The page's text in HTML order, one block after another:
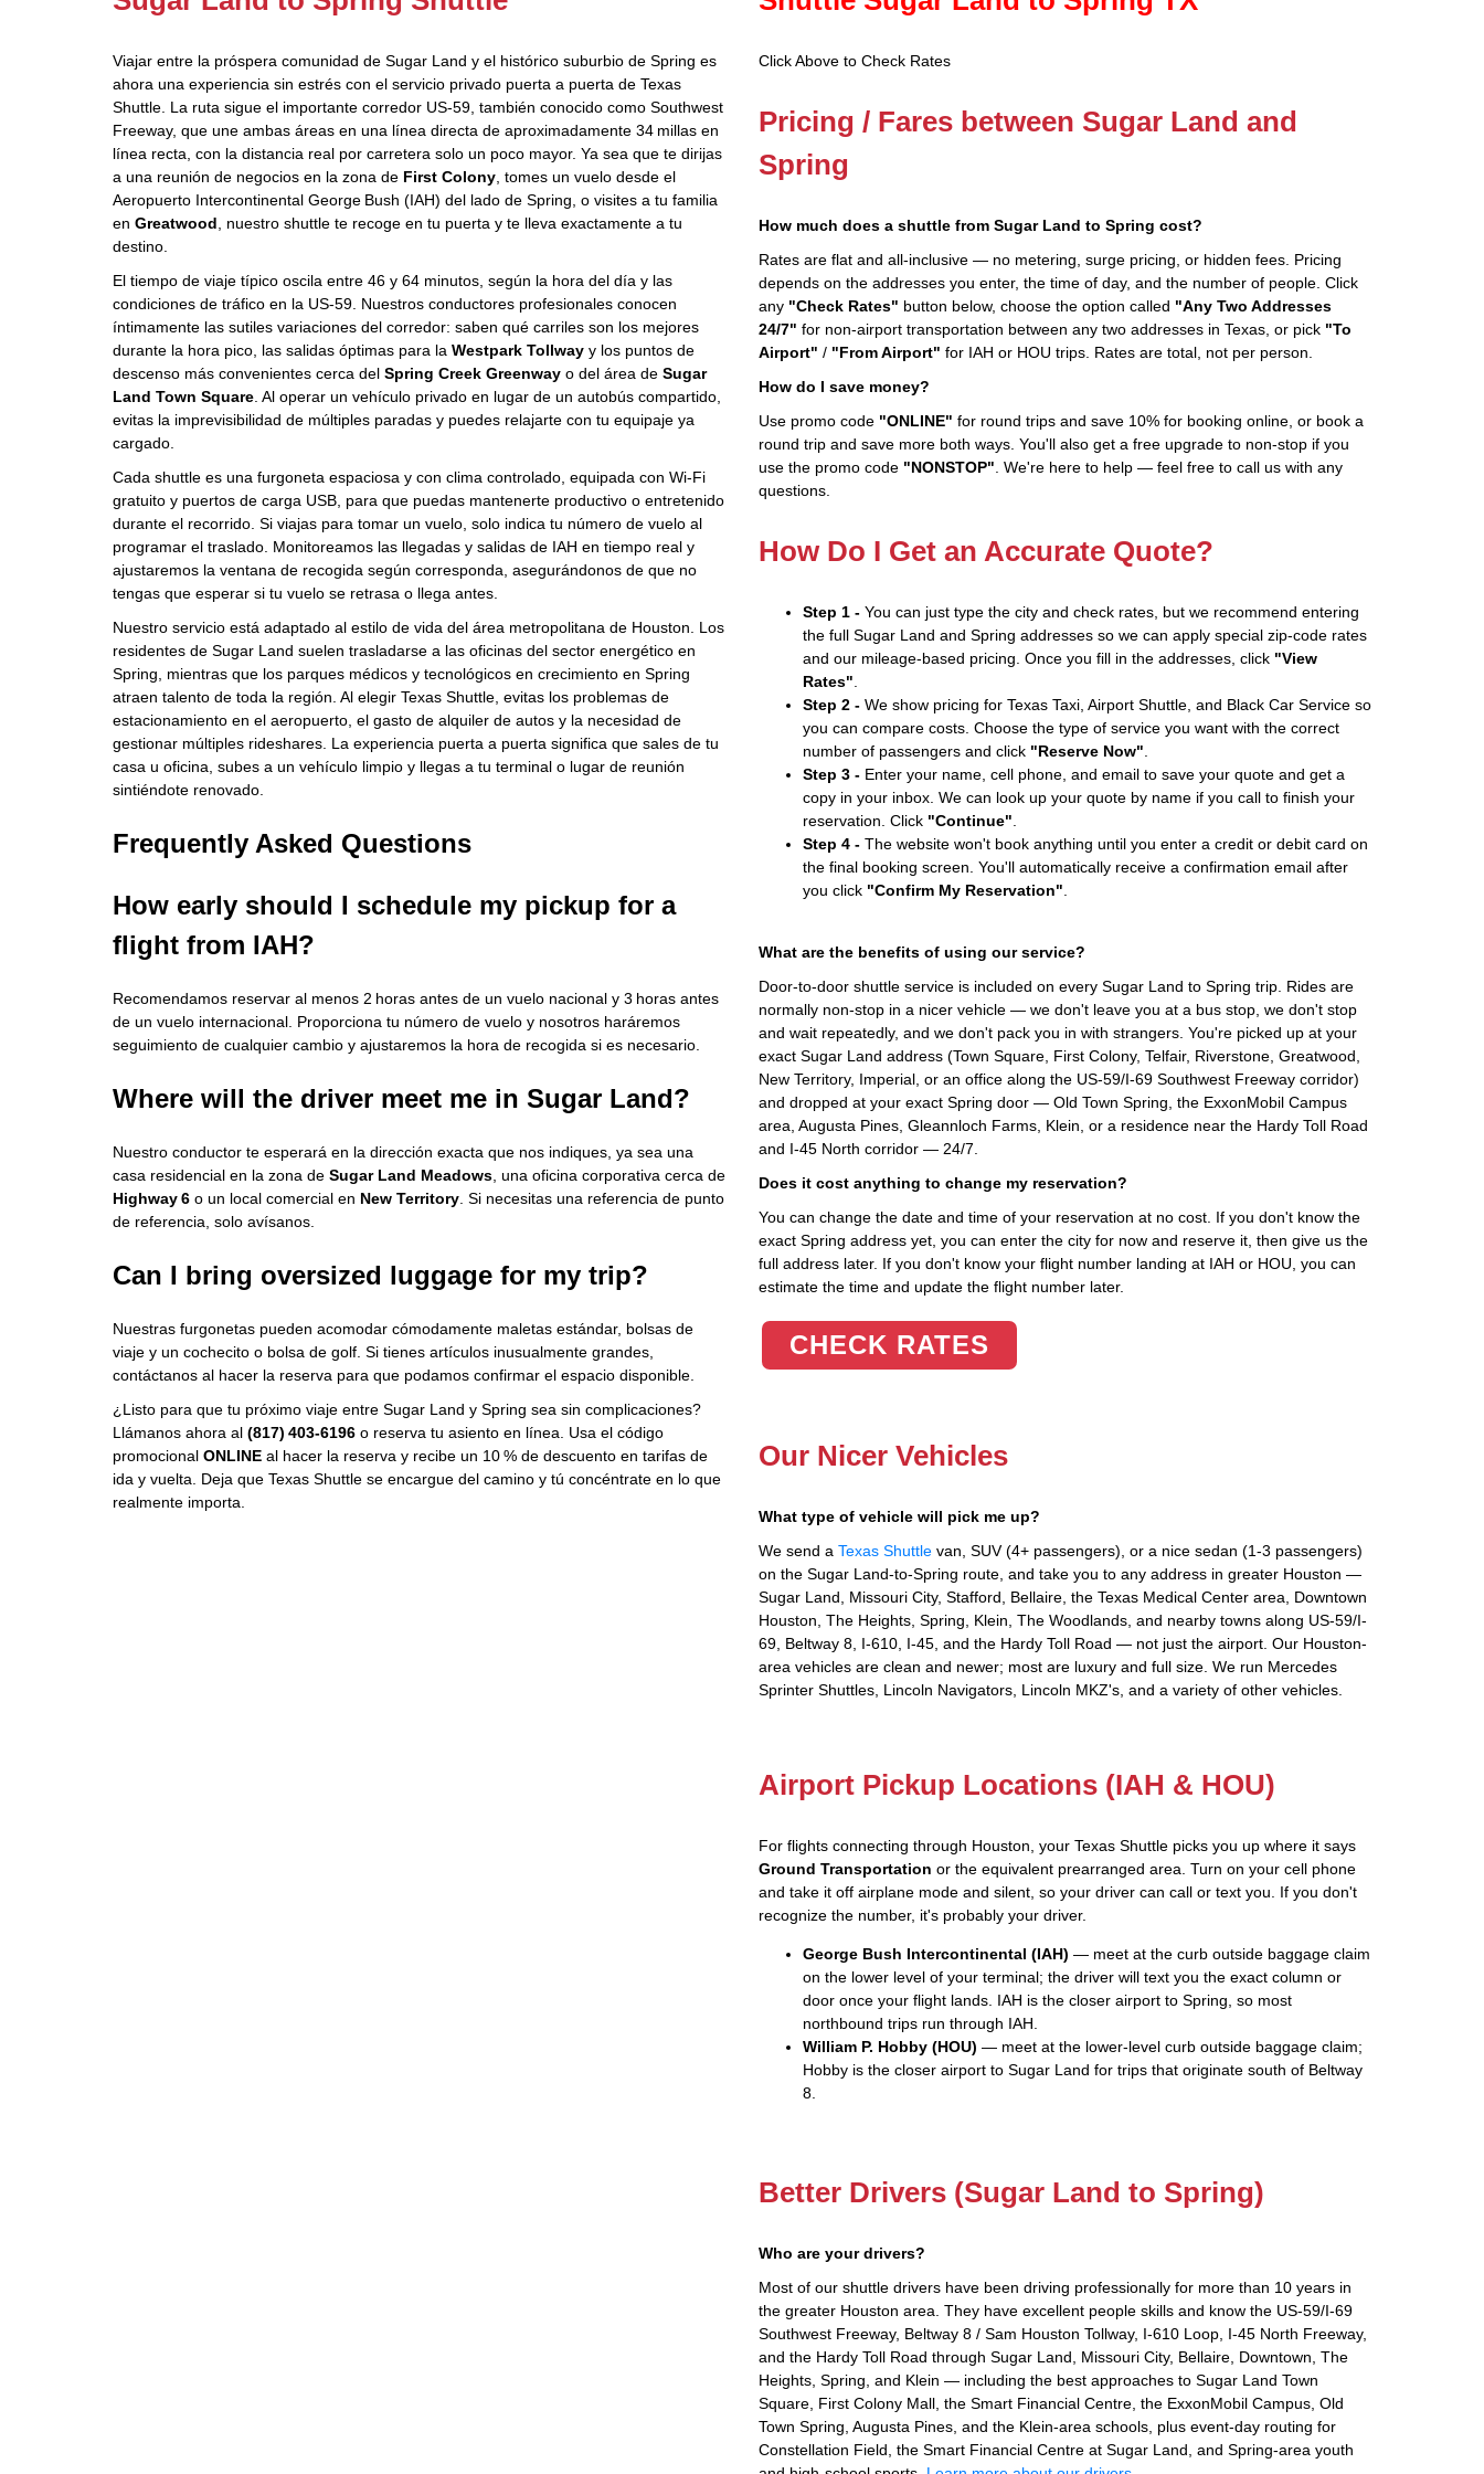
Viajar entre la próspera comunidad de Sugar Land y el histórico suburbio de Spring es
ahora una experiencia sin estrés con el servicio privado puerta a puerta de Texas
Shuttle. La ruta sigue el importante corredor US‑59, también conocido como Southwest
Freeway, que une ambas áreas en una línea directa de aproximadamente 34 millas en
línea recta, con la distancia real por carretera solo un poco mayor. Ya sea que te dirijas
a una reunión de negocios en la zona de First Colony , tomes un vuelo desde el
Aeropuerto Intercontinental George Bush (IAH) del lado de Spring, o visites a tu familia
en Greatwood , nuestro shuttle te recoge en tu puerta y te lleva exactamente a tu
destino.
El tiempo de viaje típico oscila entre 46 y 64 minutos, según la hora del día y las
condiciones de tráfico en la US‑59. Nuestros conductores profesionales conocen
íntimamente las sutiles variaciones del corredor: saben qué carriles son los mejores
durante la hora pico, las salidas óptimas para la Westpark Tollway y los puntos de
descenso más convenientes cerca del Spring Creek Greenway o del área de Sugar
Land Town Square . Al operar un vehículo privado en lugar de un autobús compartido,
evitas la imprevisibilidad de múltiples paradas y puedes relajarte con tu equipaje ya
cargado.
Cada shuttle es una furgoneta espaciosa y con clima controlado, equipada con Wi‑Fi
gratuito y puertos de carga USB, para que puedas mantenerte productivo o entretenido
durante el recorrido. Si viajas para tomar un vuelo, solo indica tu número de vuelo al
programar el traslado. Monitoreamos las llegadas y salidas de IAH en tiempo real y
ajustaremos la ventana de recogida según corresponda, asegurándonos de que no
tengas que esperar si tu vuelo se retrasa o llega antes.
Nuestro servicio está adaptado al estilo de vida del área metropolitana de Houston. Los
residentes de Sugar Land suelen trasladarse a las oficinas del sector energético en
Spring, mientras que los parques médicos y tecnológicos en crecimiento en Spring
atraen talento de toda la región. Al elegir Texas Shuttle, evitas los problemas de
estacionamiento en el aeropuerto, el gasto de alquiler de autos y la necesidad de
gestionar múltiples rideshares. La experiencia puerta a puerta significa que sales de tu
casa u oficina, subes a un vehículo limpio y llegas a tu terminal o lugar de reunión
sintiéndote renovado.
Frequently Asked Questions
How early should I schedule my pickup for a
flight from IAH?
Recomendamos reservar al menos 2 horas antes de un vuelo nacional y 3 horas antes
de un vuelo internacional. Proporciona tu número de vuelo y nosotros haráremos
seguimiento de cualquier cambio y ajustaremos la hora de recogida si es necesario.
Where will the driver meet me in Sugar Land?
Nuestro conductor te esperará en la dirección exacta que nos indiques, ya sea una
casa residencial en la zona de Sugar Land Meadows , una oficina corporativa cerca de
Highway 6 o un local comercial en New Territory . Si necesitas una referencia de punto
de referencia, solo avísanos.
Can I bring oversized luggage for my trip?
Nuestras furgonetas pueden acomodar cómodamente maletas estándar, bolsas de
viaje y un cochecito o bolsa de golf. Si tienes artículos inusualmente grandes,
contáctanos al hacer la reserva para que podamos confirmar el espacio disponible.
¿Listo para que tu próximo viaje entre Sugar Land y Spring sea sin complicaciones?
Llámanos ahora al (817) 403‑6196 o reserva tu asiento en línea. Usa el código
promocional ONLINE al hacer la reserva y recibe un 10 % de descuento en tarifas de
ida y vuelta. Deja que Texas Shuttle se encargue del camino y tú concéntrate en lo que
realmente importa.
Click Above to Check Rates
Pricing / Fares between Sugar Land and
Spring
How much does a shuttle from Sugar Land to Spring cost?
Rates are flat and all-inclusive — no metering, surge pricing, or hidden fees. Pricing
depends on the addresses you enter, the time of day, and the number of people. Click
any "Check Rates" button below, choose the option called "Any Two Addresses
24/7" for non-airport transportation between any two addresses in Texas, or pick "To
Airport" / "From Airport" for IAH or HOU trips. Rates are total, not per person.
How do I save money?
Use promo code "ONLINE" for round trips and save 10% for booking online, or book a
round trip and save more both ways. You'll also get a free upgrade to non-stop if you
use the promo code "NONSTOP" . We're here to help — feel free to call us with any
questions.
How Do I Get an Accurate Quote?
Step 1 -You can just type the city and check rates, but we recommend entering
the full Sugar Land and Spring addresses so we can apply special zip-code rates
and our mileage-based pricing. Once you fill in the addresses, click "View
Rates"
Step 2 -We show pricing for Texas Taxi, Airport Shuttle, and Black Car Service so
you can compare costs. Choose the type of service you want with the correct
number of passengers and click "Reserve Now"
Step 3 -Enter your name, cell phone, and email to save your quote and get a
copy in your inbox. We can look up your quote by name if you call to finish your
reservation. Click "Continue"
Step 4 -The website won't book anything until you enter a credit or debit card on
the final booking screen. You'll automatically receive a confirmation email after
you click "Confirm My Reservation"
What are the benefits of using our service?
Door-to-door shuttle service is included on every Sugar Land to Spring trip. Rides are
normally non-stop in a nicer vehicle — we don't leave you at a bus stop, we don't stop
and wait repeatedly, and we don't pack you in with strangers. You're picked up at your
exact Sugar Land address (Town Square, First Colony, Telfair, Riverstone, Greatwood,
New Territory, Imperial, or an office along the US-59/I-69 Southwest Freeway corridor)
and dropped at your exact Spring door — Old Town Spring, the ExxonMobil Campus
area, Augusta Pines, Gleannloch Farms, Klein, or a residence near the Hardy Toll Road
and I-45 North corridor — 24/7.
Does it cost anything to change my reservation?
You can change the date and time of your reservation at no cost. If you don't know the
exact Spring address yet, you can enter the city for now and reserve it, then give us the
full address later. If you don't know your flight number landing at IAH or HOU, you can
estimate the time and update the flight number later.
CHECK RATES
Our Nicer Vehicles
What type of vehicle will pick me up?
We send a Texas Shuttlevan, SUV (4+ passengers), or a nice sedan (1-3 passengers)
on the Sugar Land-to-Spring route, and take you to any address in greater Houston —
Sugar Land, Missouri City, Stafford, Bellaire, the Texas Medical Center area, Downtown
Houston, The Heights, Spring, Klein, The Woodlands, and nearby towns along US-59/I-
69, Beltway 8, I-610, I-45, and the Hardy Toll Road — not just the airport. Our Houston-
area vehicles are clean and newer; most are luxury and full size. We run Mercedes
Sprinter Shuttles, Lincoln Navigators, Lincoln MKZ's, and a variety of other vehicles.
Airport Pickup Locations (IAH & HOU)
For flights connecting through Houston, your Texas Shuttle picks you up where it says
Ground Transportation or the equivalent prearranged area. Turn on your cell phone
and take it off airplane mode and silent, so your driver can call or text you. If you don't
recognize the number, it's probably your driver.
George Bush Intercontinental (IAH) — meet at the curb outside baggage claim
on the lower level of your terminal; the driver will text you the exact column or
door once your flight lands. IAH is the closer airport to Spring, so most
northbound trips run through IAH.
William P. Hobby (HOU) — meet at the lower-level curb outside baggage claim;
Hobby is the closer airport to Sugar Land for trips that originate south of Beltway
8.
Better Drivers (Sugar Land to Spring)
Who are your drivers?
Most of our shuttle drivers have been driving professionally for more than 10 years in
the greater Houston area. They have excellent people skills and know the US-59/I-69
Southwest Freeway, Beltway 8 / Sam Houston Tollway, I-610 Loop, I-45 North Freeway,
and the Hardy Toll Road through Sugar Land, Missouri City, Bellaire, Downtown, The
Heights, Spring, and Klein — including the best approaches to Sugar Land Town
Square, First Colony Mall, the Smart Financial Centre, the ExxonMobil Campus, Old
Town Spring, Augusta Pines, and the Klein-area schools, plus event-day routing for
Constellation Field, the Smart Financial Centre at Sugar Land, and Spring-area youth